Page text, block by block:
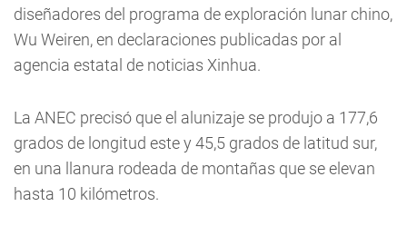
diseñadores del programa de exploración lunar chino,
Wu Weiren, en declaraciones publicadas por al
agencia estatal de noticias Xinhua.
La ANEC precisó que el alunizaje se produjo a 177,6
grados de longitud este y 45,5 grados de latitud sur,
en una llanura rodeada de montañas que se elevan
hasta 10 kilómetros.